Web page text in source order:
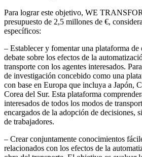
Para lograr este objetivo, WE
presupuesto de 2,5 millones de €,
específicos:
– Establecer y fomentar una plataforma de
debate sobre los efectos de la
transporte con los agentes interesados.
de investigación concebido como una
con base en Europa que incluya a Japón,
Corea del Sur. Esta plataforma
interesados de todos los modos de
encargados de la adopción de decisiones,
de trabajadores.
– Crear conjuntamente conocimientos
relacionados con los efectos de la